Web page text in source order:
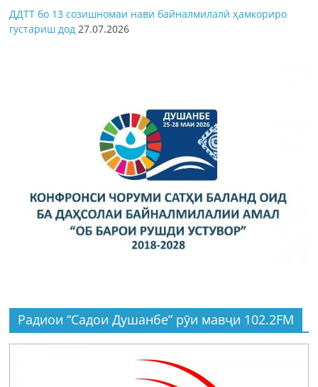
ДДТТ бо 13 созишномаи нави байналмилалӣ ҳамкориро
густариш дод 27.07.2026
Радиои “Садои Душанбе” рӯи мавҷи 102.2FM